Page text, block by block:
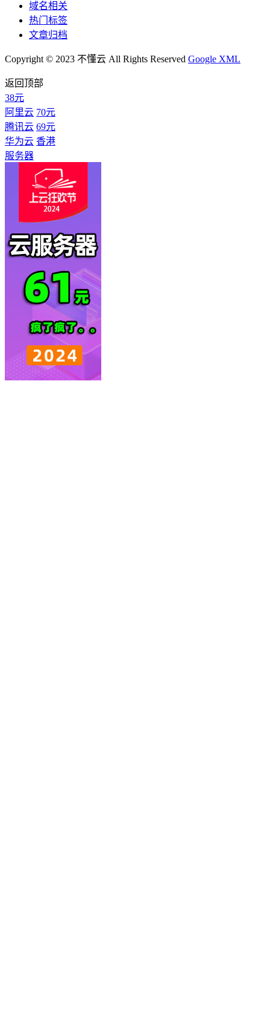
域名相关
热门标签
文章归档
Copyright © 2023 不懂云 All Rights Reserved Google XML
返回顶部
38元
阿里云 70元
腾讯云 69元
华为云 香港
服务器